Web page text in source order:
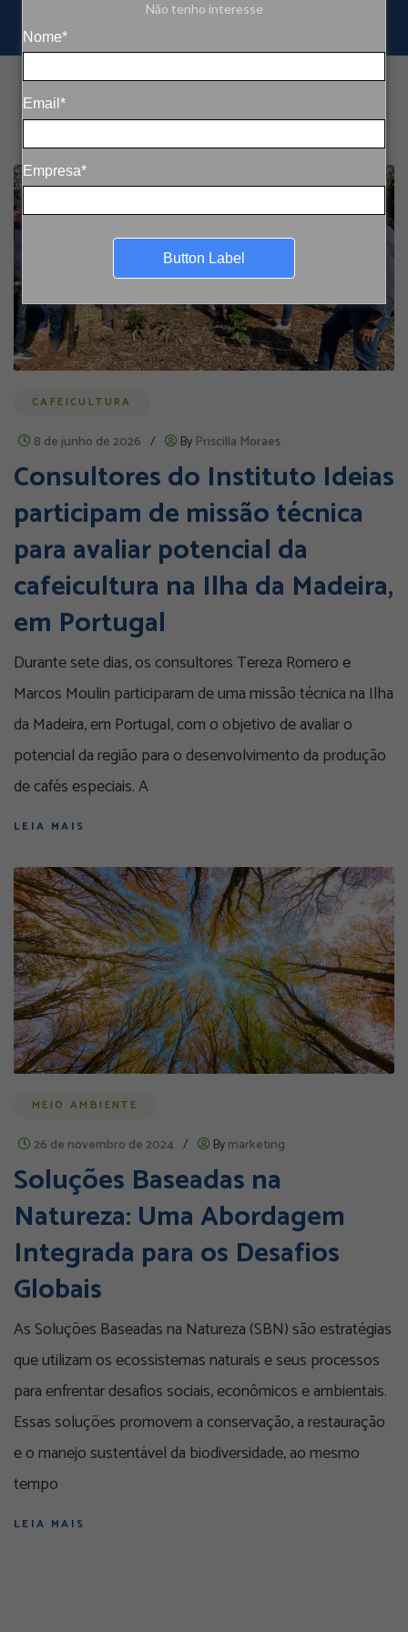
Não tenho interesse
Nome*
Email*
Empresa*
Button Label
CAFEICULTURA
8 de junho de 2026 / By Priscilla Moraes
Consultores do Instituto Ideias
participam de missão técnica
para avaliar potencial da
cafeicultura na Ilha da Madeira,
em Portugal
Durante sete dias, os consultores Tereza Romero e
Marcos Moulin participaram de uma missão técnica na Ilha
da Madeira, em Portugal, com o objetivo de avaliar o
potencial da região para o desenvolvimento da produção
de cafés especiais. A
LEIA MAIS
MEIO AMBIENTE
26 de novembro de 2024 / Bymarketing
Soluções Baseadas na
Natureza: Uma Abordagem
Integrada para os Desafios
Globais
As Soluções Baseadas na Natureza (SBN) são estratégias
que utilizam os ecossistemas naturais e seus processos
para enfrentar desafios sociais, econômicos e ambientais.
Essas soluções promovem a conservação, a restauração
e o manejo sustentável da biodiversidade, ao mesmo
tempo
LEIA MAIS